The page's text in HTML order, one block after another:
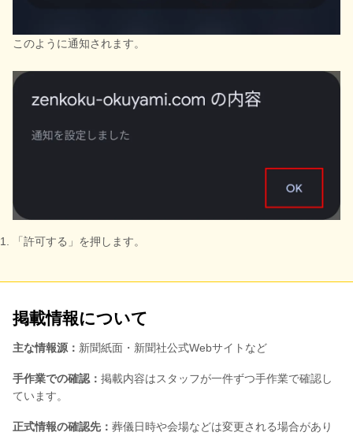
このように通知されます。
「許可する」を押します。
掲載情報について
主な情報源： 新聞紙面・新聞社公式Webサイトなど
手作業での確認： 掲載内容はスタッフが一件ずつ手作業で確認し
ています。
正式情報の確認先： 葬儀日時や会場などは変更される場合があり